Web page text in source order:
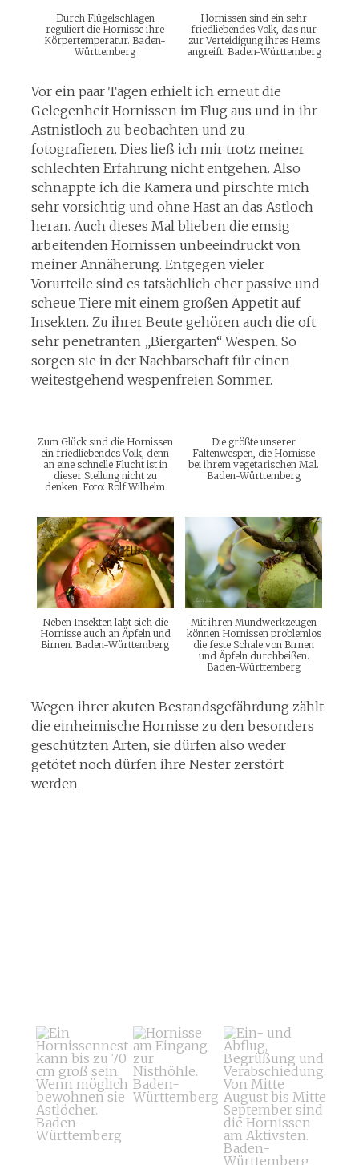
Durch Flügelschlagen
reguliert die Hornisse ihre
Körpertemperatur. Baden-
Württemberg
Hornissen sind ein sehr
friedliebendes Volk, das nur
zur Verteidigung ihres Heims
angreift. Baden-Württemberg
Vor ein paar Tagen erhielt ich erneut die
Gelegenheit Hornissen im Flug aus und in ihr
Astnistloch zu beobachten und zu
fotografieren. Dies ließ ich mir trotz meiner
schlechten Erfahrung nicht entgehen. Also
schnappte ich die Kamera und pirschte mich
sehr vorsichtig und ohne Hast an das Astloch
heran. Auch dieses Mal blieben die emsig
arbeitenden Hornissen unbeeindruckt von
meiner Annäherung. Entgegen vieler
Vorurteile sind es tatsächlich eher passive und
scheue Tiere mit einem großen Appetit auf
Insekten. Zu ihrer Beute gehören auch die oft
sehr penetranten „Biergarten“ Wespen. So
sorgen sie in der Nachbarschaft für einen
weitestgehend wespenfreien Sommer.
Zum Glück sind die Hornissen
ein friedliebendes Volk, denn
an eine schnelle Flucht ist in
dieser Stellung nicht zu
denken. Foto: Rolf Wilhelm
Die größte unserer
Faltenwespen, die Hornisse
bei ihrem vegetarischen Mal.
Baden-Württemberg
Neben Insekten labt sich die
Hornisse auch an Äpfeln und
Birnen. Baden-Württemberg
Mit ihren Mundwerkzeugen
können Hornissen problemlos
die feste Schale von Birnen
und Äpfeln durchbeißen.
Baden-Württemberg
Wegen ihrer akuten Bestandsgefährdung zählt
die einheimische Hornisse zu den besonders
geschützten Arten, sie dürfen also weder
getötet noch dürfen ihre Nester zerstört
werden.